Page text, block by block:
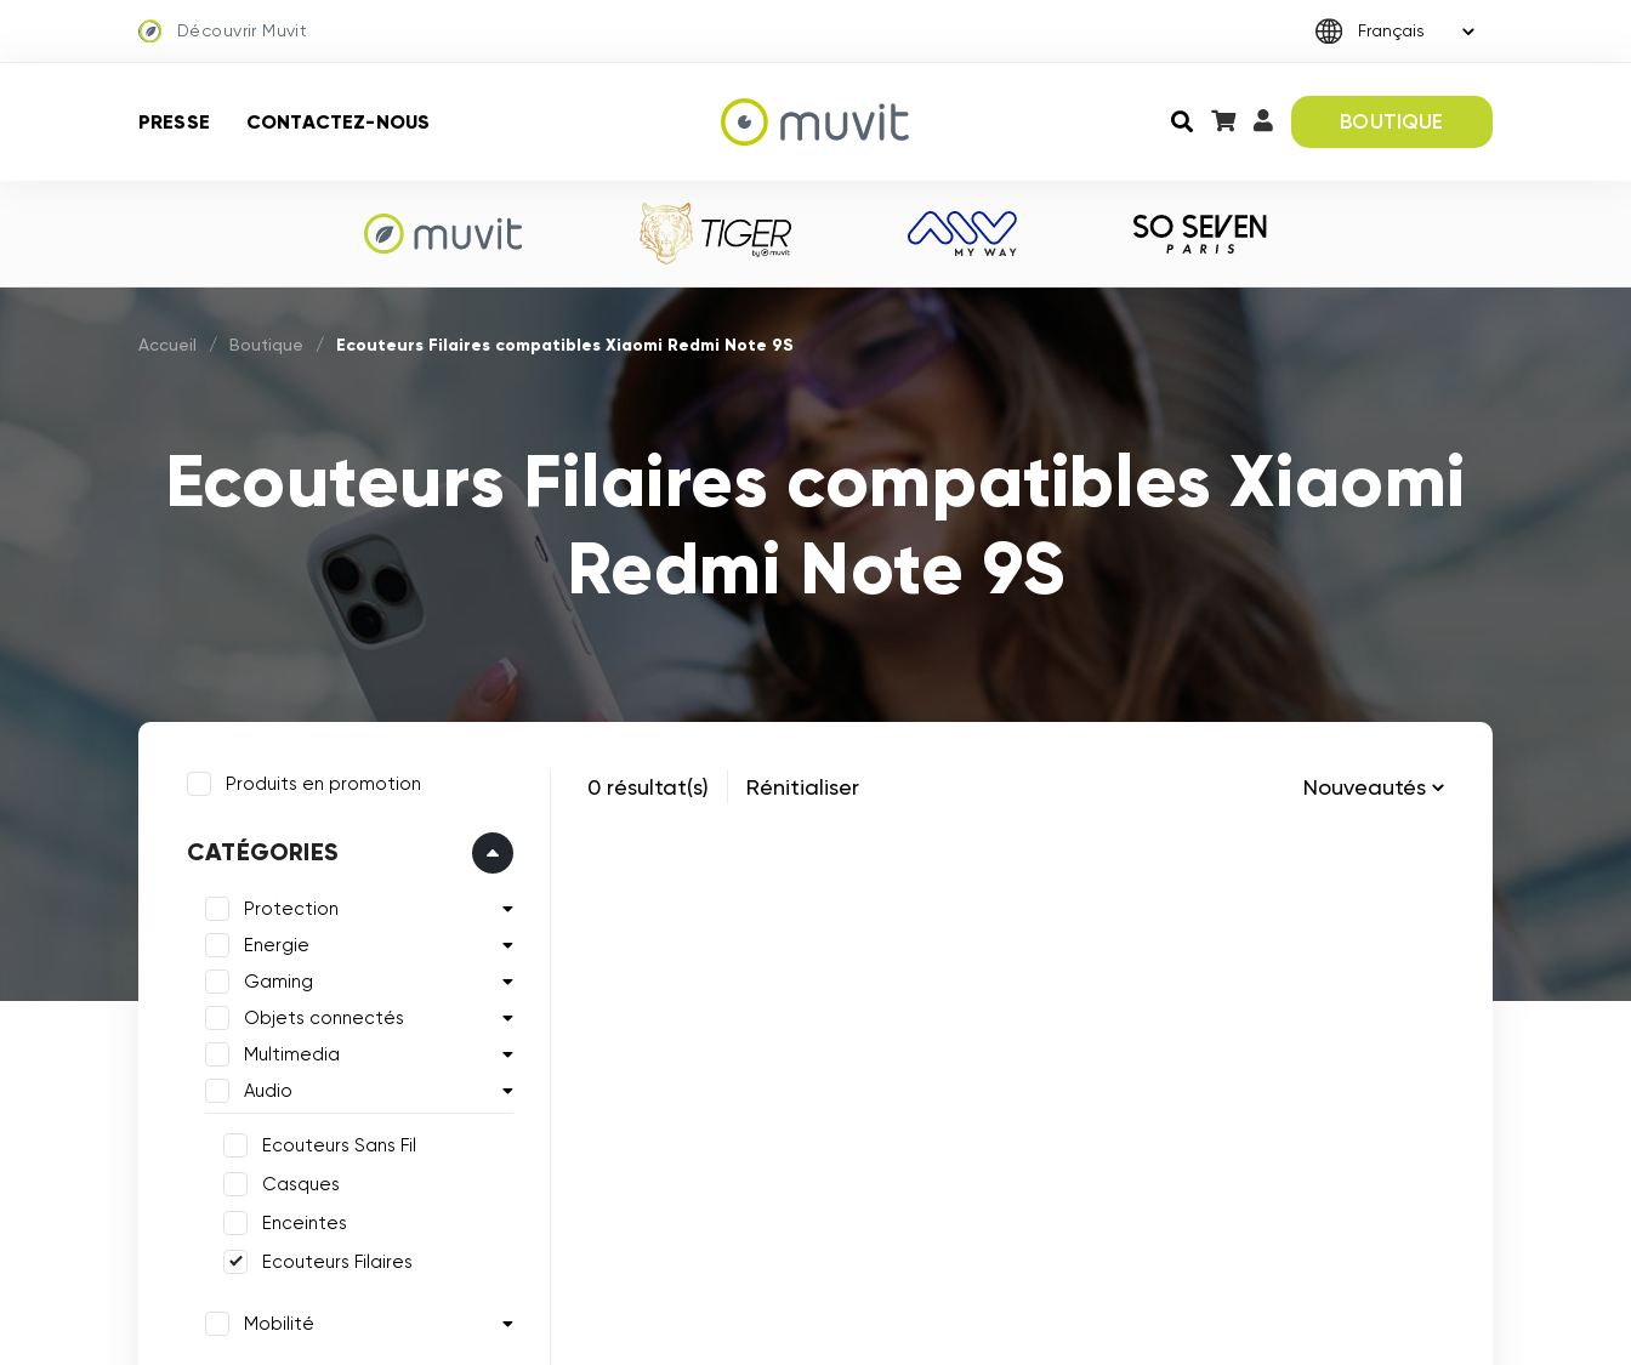
Découvrir Muvit
PRESSE CONTACTEZ-NOUS BOUTIQUE
Accueil / Boutique / Ecouteurs Filaires compatibles Xiaomi Redmi Note 9S
Ecouteurs Filaires compatibles Xiaomi
Redmi Note 9S
Produits en promotion
CATÉGORIES
Protection
Energie
Gaming
Objets connectés
Multimedia
Audio
Ecouteurs Sans Fil
Casques
Enceintes
Ecouteurs Filaires
Mobilité
0 résultat(s) Rénitialiser